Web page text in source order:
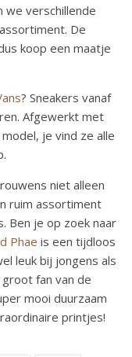
we verschillende
De
koop een maatje
? Sneakers vanaf
Afgewerkt met
je vind ze alle
niet alleen
ruim assortiment
Ben je op zoek naar
Phae is een tijdloos
leuk bij jongens als
fan van de
mooi duurzaam
printjes!